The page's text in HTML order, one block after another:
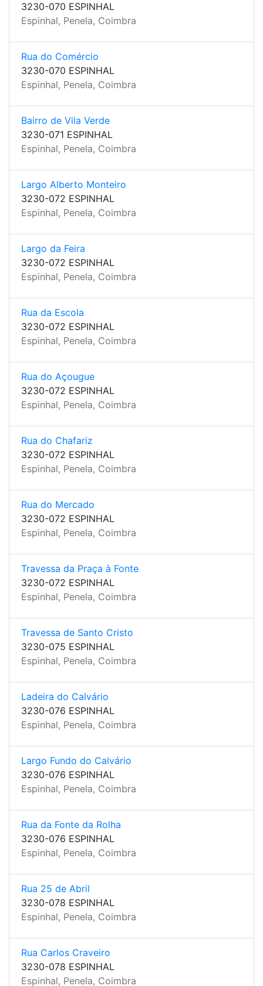
3230-070 ESPINHAL
Espinhal, Penela, Coimbra
Rua do Comércio
3230-070 ESPINHAL
Espinhal, Penela, Coimbra
Bairro de Vila Verde
3230-071 ESPINHAL
Espinhal, Penela, Coimbra
Largo Alberto Monteiro
3230-072 ESPINHAL
Espinhal, Penela, Coimbra
Largo da Feira
3230-072 ESPINHAL
Espinhal, Penela, Coimbra
Rua da Escola
3230-072 ESPINHAL
Espinhal, Penela, Coimbra
Rua do Açougue
3230-072 ESPINHAL
Espinhal, Penela, Coimbra
Rua do Chafariz
3230-072 ESPINHAL
Espinhal, Penela, Coimbra
Rua do Mercado
3230-072 ESPINHAL
Espinhal, Penela, Coimbra
Travessa da Praça à Fonte
3230-072 ESPINHAL
Espinhal, Penela, Coimbra
Travessa de Santo Cristo
3230-075 ESPINHAL
Espinhal, Penela, Coimbra
Ladeira do Calvário
3230-076 ESPINHAL
Espinhal, Penela, Coimbra
Largo Fundo do Calvário
3230-076 ESPINHAL
Espinhal, Penela, Coimbra
Rua da Fonte da Rolha
3230-076 ESPINHAL
Espinhal, Penela, Coimbra
Rua 25 de Abril
3230-078 ESPINHAL
Espinhal, Penela, Coimbra
Rua Carlos Craveiro
3230-078 ESPINHAL
Espinhal, Penela, Coimbra